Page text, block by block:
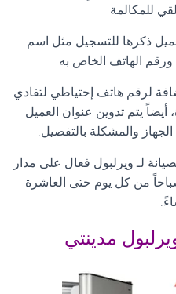
للمكالمة
ذكرها للتسجيل مثل اسم
الهاتف الخاص به
لرقم هاتف إحتياطي لتفادي
أيضاً يتم تدوين عنوان العميل
والمشكلة بالتفصيل.
لـ ويرلبول فعال على مدار
من كل يوم حتى العاشرة
.
مدينتي